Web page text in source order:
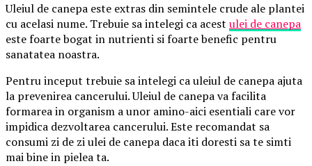
Uleiul de canepa este extras din semintele crude ale plantei
cu acelasi nume. Trebuie sa intelegi ca acest ulei de canepa
este foarte bogat in nutrienti si foarte benefic pentru
sanatatea noastra.
Pentru inceput trebuie sa intelegi ca uleiul de canepa ajuta
la prevenirea cancerului. Uleiul de canepa va facilita
formarea in organism a unor amino-aici esentiali care vor
impidica dezvoltarea cancerului. Este recomandat sa
consumi zi de zi ulei de canepa daca iti doresti sa te simti
mai bine in pielea ta.